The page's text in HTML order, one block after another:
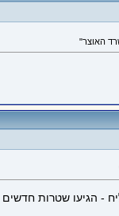
- הגיעו שטרות